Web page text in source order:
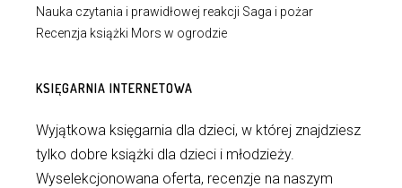
Nauka czytania i prawidłowej reakcji Saga i pożar
Recenzja książki Mors w ogrodzie
KSIĘGARNIA INTERNETOWA
Wyjątkowa księgarnia dla dzieci, w której znajdziesz
tylko dobre książki dla dzieci i młodzieży.
Wyselekcjonowana oferta, recenzje na naszym